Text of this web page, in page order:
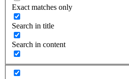
Exact matches only
Search in title
Search in content